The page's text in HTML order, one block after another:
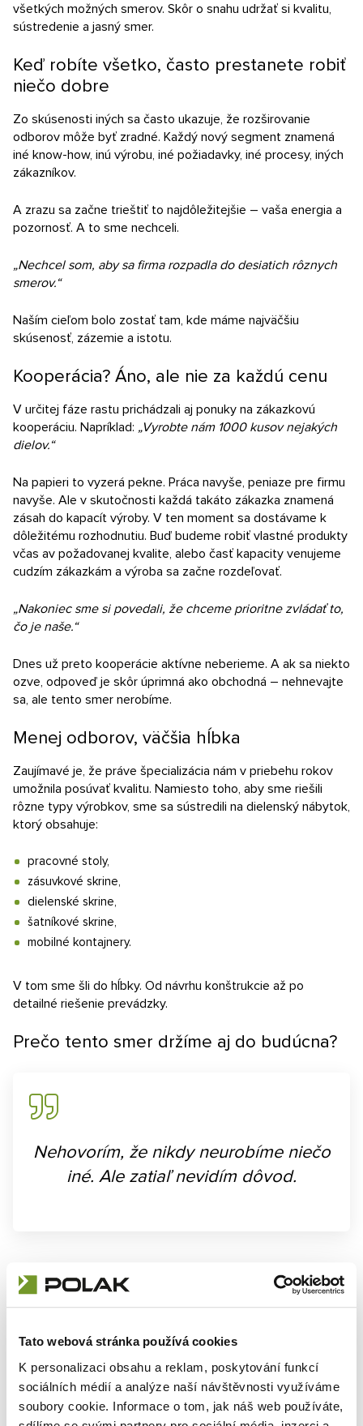
Tato webová stránka používá cookies
K personalizaci obsahu a reklam, poskytování funkcí
sociálních médií a analýze naší návštěvnosti využíváme
soubory cookie. Informace o tom, jak náš web používáte,
všetkých možných smerov. Skôr o snahu udržať si kvalitu,
sústredenie a jasný smer.
Keď robíte všetko, často prestanete robiť
niečo dobre
Zo skúsenosti iných sa často ukazuje, že rozširovanie
odborov môže byť zradné. Každý nový segment znamená
iné know-how, inú výrobu, iné požiadavky, iné procesy, iných
zákazníkov.
A zrazu sa začne trieštiť to najdôležitejšie – vaša energia a
pozornosť. A to sme nechceli.
„Nechcel som, aby sa firma rozpadla do desiatich rôznych
smerov.“
Naším cieľom bolo zostať tam, kde máme najväčšiu
skúsenosť, zázemie a istotu.
Kooperácia? Áno, ale nie za každú cenu
V určitej fáze rastu prichádzali aj ponuky na zákazkovú
kooperáciu. Napríklad: „Vyrobte nám 1000 kusov nejakých
dielov.“
Na papieri to vyzerá pekne. Práca navyše, peniaze pre firmu
navyše. Ale v skutočnosti každá takáto zákazka znamená
zásah do kapacít výroby. V ten moment sa dostávame k
dôležitému rozhodnutiu. Buď budeme robiť vlastné produkty
včas av požadovanej kvalite, alebo časť kapacity venujeme
cudzím zákazkám a výroba sa začne rozdeľovať.
„Nakoniec sme si povedali, že chceme prioritne zvládať to,
čo je naše.“
Dnes už preto kooperácie aktívne neberieme. A ak sa niekto
ozve, odpoveď je skôr úprimná ako obchodná – nehnevajte
sa, ale tento smer nerobíme.
Menej odborov, väčšia hĺbka
Zaujímavé je, že práve špecializácia nám v priebehu rokov
umožnila posúvať kvalitu. Namiesto toho, aby sme riešili
rôzne typy výrobkov, sme sa sústredili na dielenský nábytok,
ktorý obsahuje:
pracovné stoly,
zásuvkové skrine,
dielenské skrine,
šatníkové skrine,
mobilné kontajnery.
V tom sme šli do hĺbky. Od návrhu konštrukcie až po
detailné riešenie prevádzky.
Prečo tento smer držíme aj do budúcna?
Nehovorím, že nikdy neurobíme niečo
iné. Ale zatiaľ nevidím dôvod.
Dielenský nábytok je oblasť, ktorá sa neustále vyvíja.
Digitalizácia prevádzok, stále nové a nové požiadavky na
ergonómiu, organizácia malých/stredných/veľkých skladov i
V tom vidíme zmysel pokračovať. Nie v šírke, ale v hĺbke.
Smer, ktorý sa nezmenil